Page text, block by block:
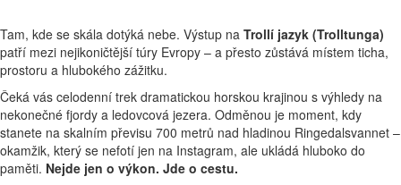
Tam, kde se skála dotýká nebe. Výstup na Trollí jazyk (Trolltunga)
patří mezi nejikoničtější túry Evropy – a přesto zůstává místem ticha,
prostoru a hlubokého zážitku.
Čeká vás celodenní trek dramatickou horskou krajinou s výhledy na
nekonečné fjordy a ledovcová jezera. Odměnou je moment, kdy
stanete na skalním převisu 700 metrů nad hladinou Ringedalsvannet –
okamžik, který se nefotí jen na Instagram, ale ukládá hluboko do
paměti. Nejde jen o výkon. Jde o cestu.